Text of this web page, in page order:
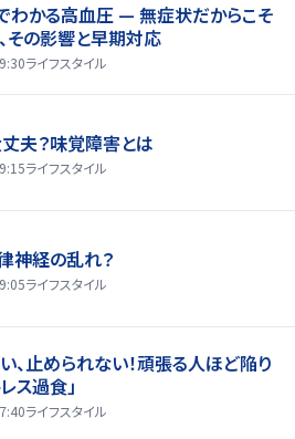
わかる高血圧 — 無症状だからこそ
その影響と早期対応
ライフスタイル
夫？味覚障害とは
ライフスタイル
神経の乱れ？
ライフスタイル
、止められない！頑張る人ほど陥り
ス過食」
ライフスタイル